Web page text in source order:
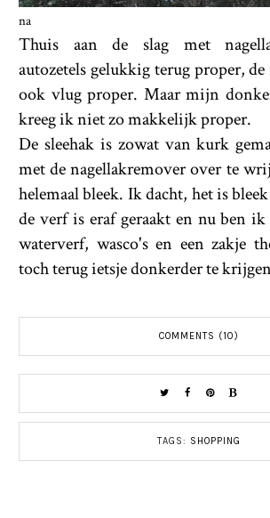
na
Thuis aan de slag met
autozetels gelukkig terug proper,
ook vlug proper. Maar mijn
kreeg ik niet zo makkelijk proper.
De sleehak is zowat van kurk
met de nagellakremover over te
helemaal bleek. Ik dacht, het is
de verf is eraf geraakt en nu ben ik
waterverf, wasco's en een zakje
toch terug ietsje donkerder te
COMMENTS (10)
TAGS: SHOPPING